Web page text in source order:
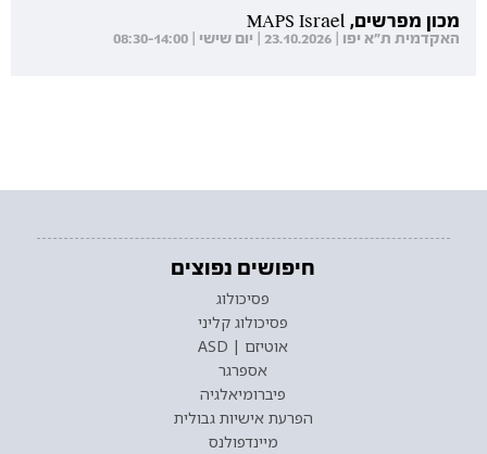
מכון מפרשים, MAPS Israel
האקדמית ת"א יפו | 23.10.2026 | יום שישי | 08:30-14:00
חיפושים נפוצים
פסיכולוג
פסיכולוג קליני
אוטיזם | ASD
אספרגר
פיברומיאלגיה
הפרעת אישיות גבולית
מיינדפולנס